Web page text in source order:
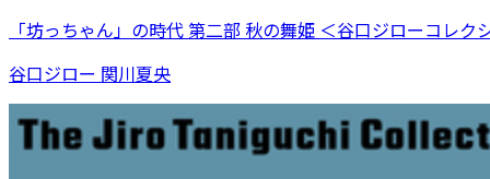
「坊っちゃん」の時代 第二部 秋の舞姫 ＜谷口ジローコレク
谷口ジロー 関川夏央